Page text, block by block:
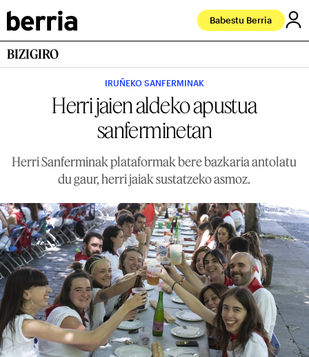
Babestu Berria
BIZIGIRO
IRUÑEKO SANFERMINAK
Herri jaien aldeko apustua
sanferminetan
Herri Sanferminak plataformak bere bazkaria antolatu
du gaur, herri jaiak sustatzeko asmoz.